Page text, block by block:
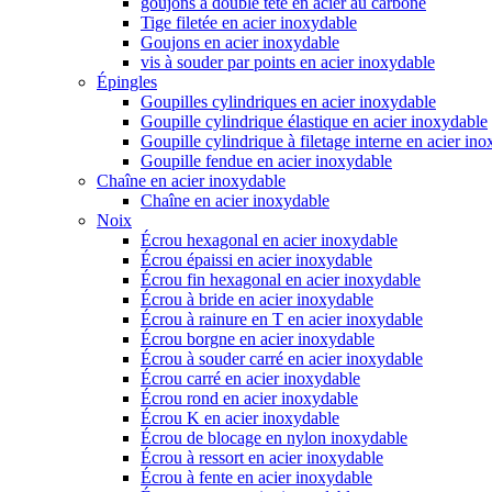
Tige filetée en acier inoxydable
Goujons en acier inoxydable
vis à souder par points en acier inoxydable
Épingles
Goupilles cylindriques en acier inoxydable
Goupille cylindrique élastique en acier inoxydable
Goupille cylindrique à filetage interne en acier
Goupille fendue en acier inoxydable
Chaîne en acier inoxydable
Chaîne en acier inoxydable
Noix
Écrou hexagonal en acier inoxydable
Écrou épaissi en acier inoxydable
Écrou fin hexagonal en acier inoxydable
Écrou à bride en acier inoxydable
Écrou à rainure en T en acier inoxydable
Écrou borgne en acier inoxydable
Écrou à souder carré en acier inoxydable
Écrou carré en acier inoxydable
Écrou rond en acier inoxydable
Écrou K en acier inoxydable
Écrou de blocage en nylon inoxydable
Écrou à ressort en acier inoxydable
Écrou à fente en acier inoxydable